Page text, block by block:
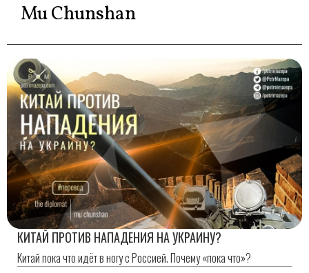
Mu Chunshan
КИТАЙ ПРОТИВ НАПАДЕНИЯ НА УКРАИНУ?
Китай пока что идёт в ногу с Россией. Почему «пока что»?